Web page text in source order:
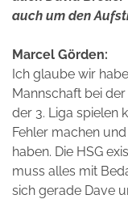
auch um den
Marcel Görden:
Ich glaube wir
Mannschaft bei
der 3. Liga spielen
Fehler machen
haben. Die HSG
muss alles mit
sich gerade Dave